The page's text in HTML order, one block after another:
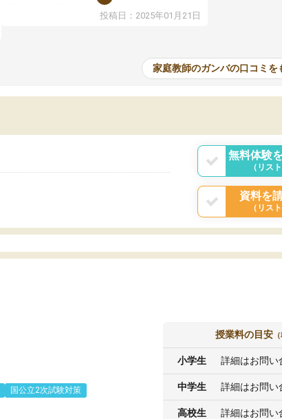
期テストの成績が10点以上アップし、本人もと
投稿日：2025年01月21日
家庭教師のガンバの口コミを
無料体験
（リス
資料を
（リス
国公立2次試験対策
授業料の目安
小学生 詳細はお問い
中学生 詳細はお問い
高校生 詳細はお問い